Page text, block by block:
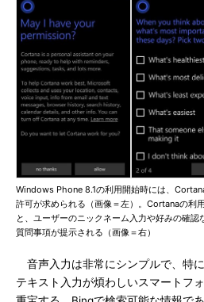
Windows Phone 8.1の利用開始時には、
許可が求められる（画像＝左）。Cortanaの利
と、ユーザーのニックネーム入力や好みの確認
質問事項が提示される（画像＝右）
音声入力は非常にシンプルで、特
テキスト入力が煩わしいスマートフ